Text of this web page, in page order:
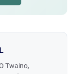
Twaino,